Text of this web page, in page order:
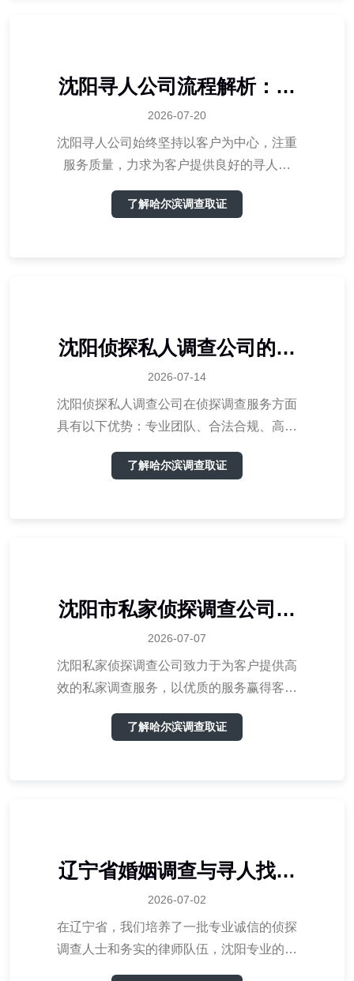
​沈阳寻人公司流程解析：为
您高效寻人服务
2026-07-20
沈阳寻人公司始终坚持以客户为中心，注重
服务质量，力求为客户提供良好的寻人服
于帮助客户高效、准确地找到失踪人员，为
了解哈尔滨调查取证
沈阳侦探私人调查公司的侦
探调查服务优势分析
2026-07-14
沈阳侦探私人调查公司在侦探调查服务方面
具有以下优势：专业团队、合法合规、高效
沈阳侦探私人调查公司在众多同行中脱颖而
了解哈尔滨调查取证
沈阳市私家侦探调查公司：
为您详细介绍私家调查服务
类型
2026-07-07
沈阳私家侦探调查公司致力于为客户提供高
效的私家调查服务，以优质的服务赢得客户
格遵守职业道德，确保调查过程的合法性和
了解哈尔滨调查取证
辽宁省婚姻调查与寻人找物
服务
2026-07-02
在辽宁省，我们培养了一批专业诚信的侦探
调查人士和务实的律师队伍，沈阳专业的侦